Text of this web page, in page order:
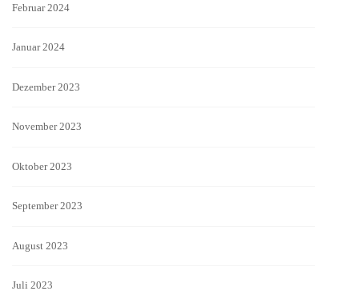
Februar 2024
Januar 2024
Dezember 2023
November 2023
Oktober 2023
September 2023
August 2023
Juli 2023